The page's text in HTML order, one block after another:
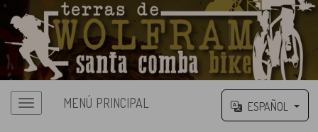
MENÚ PRINCIPAL ESPAÑOL